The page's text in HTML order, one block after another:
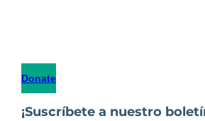
Donate
¡Suscríbete a nuestro